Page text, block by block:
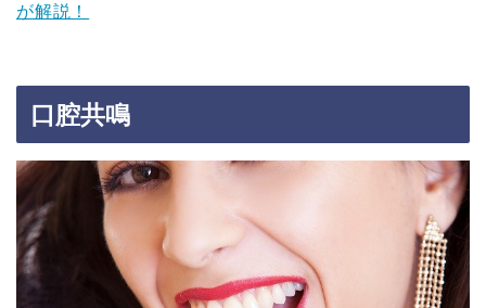
が解説！
口腔共鳴